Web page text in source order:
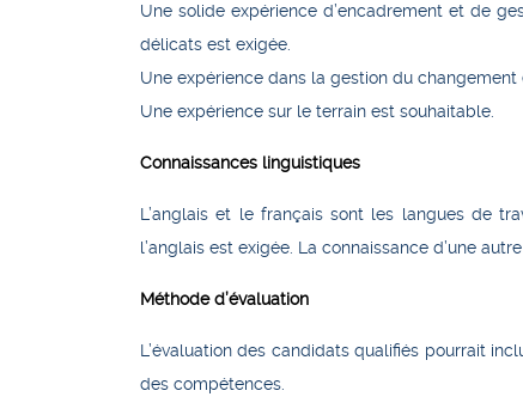
Une solide expérience d’encadrement et de
délicats est exigée.
Une expérience dans la gestion du
Une expérience sur le terrain est souhaitable.
Connaissances linguistiques
L’anglais et le français sont les langues de
l’anglais est exigée. La connaissance d’une
Méthode d’évaluation
L’évaluation des candidats qualifiés pourrait
des compétences.